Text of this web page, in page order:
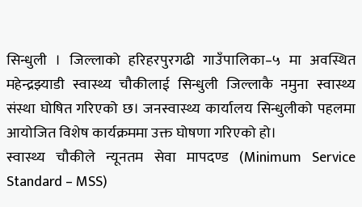
सिन्धुली । जिल्लाको हरिहरपुरगढी गाउँपालिका–५ मा अवस्थित
महेन्द्रझ्याडी स्वास्थ्य चौकीलाई सिन्धुली जिल्लाकै नमुना स्वास्थ्य
संस्था घोषित गरिएको छ। जनस्वास्थ्य कार्यालय सिन्धुलीको पहलमा
आयोजित विशेष कार्यक्रममा उक्त घोषणा गरिएको हो।
स्वास्थ्य चौकीले न्यूनतम सेवा मापदण्ड (Minimum Service
Standard – MSS)